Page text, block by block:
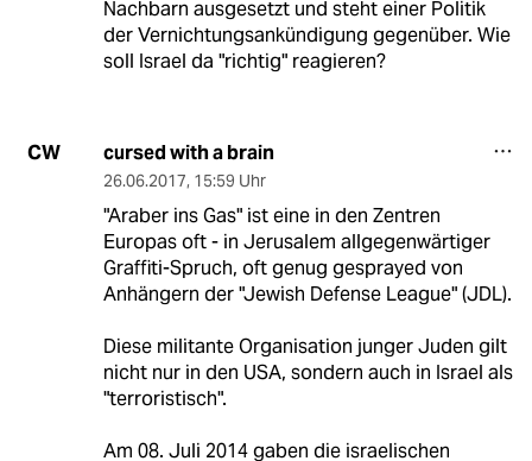
Nachbarn ausgesetzt und steht einer Politik
der Vernichtungsankündigung gegenüber. Wie
soll Israel da "richtig" reagieren?
CW cursed with a brain
26.06.2017, 15:59 Uhr
"Araber ins Gas" ist eine in den Zentren
Europas oft - in Jerusalem allgegenwärtiger
Graffiti-Spruch, oft genug gesprayed von
Anhängern der "Jewish Defense League" (JDL).
Diese militante Organisation junger Juden gilt
nicht nur in den USA, sondern auch in Israel als
"terroristisch".
Am 08. Juli 2014 gaben die israelischen